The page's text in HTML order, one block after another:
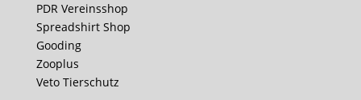
PDR Vereinsshop
Spreadshirt Shop
Gooding
Zooplus
Veto Tierschutz